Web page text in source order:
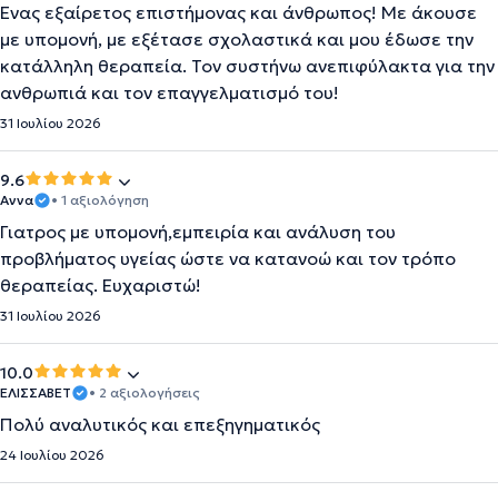
Ένας εξαίρετος επιστήμονας και άνθρωπος! Με άκουσε
με υπομονή, με εξέτασε σχολαστικά και μου έδωσε την
κατάλληλη θεραπεία. Τον συστήνω ανεπιφύλακτα για την
ανθρωπιά και τον επαγγελματισμό του!
31 Ιουλίου 2026
9.6
Αννα • 1 αξιολόγηση
Γιατρος με υπομονή,εμπειρία και ανάλυση του
προβλήματος υγείας ώστε να κατανοώ και τον τρόπο
θεραπείας. Ευχαριστώ!
31 Ιουλίου 2026
10.0
ΕΛΙΣΣΑΒΕΤ • 2 αξιολογήσεις
Πολύ αναλυτικός και επεξηγηματικός
24 Ιουλίου 2026